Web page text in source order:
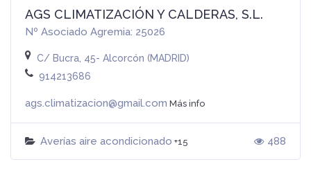
AGS CLIMATIZACIÓN Y CALDERAS, S.L.
Nº Asociado Agremia: 25026
C/ Bucra, 45- Alcorcón (MADRID)
914213686
ags.climatizacion@gmail.com Más info
Averías aire acondicionado +15 488